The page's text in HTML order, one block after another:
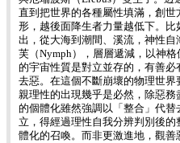
直到把世界的各種屬性填滿，創
形，越後面降生者力量越低下。比
出，從大海到潮間、溪流，神性自
芙（Nymph），層層遞減，以神
的宇宙性質是對立並存的，有善
去惡。在這個不斷崩壞的物理世
親理性的出現幾乎是必然，除惡
的個體化雖然強調以「整合」代
立，得經過理性自我分辨判別後
體化的召喚。而非更激進地，觀